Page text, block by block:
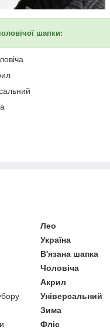
шапки:
Лео
Україна
В'язана шапка
Чоловіча
Акрил
Універсальний
Зима
Фліс